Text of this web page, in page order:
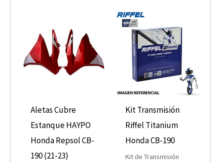
Aletas Cubre
Estanque HAYPO
Honda Repsol CB-
190 (21-23)
Kit Transmisión
Riffel Titanium
Honda CB-190
Kit de Transmisión